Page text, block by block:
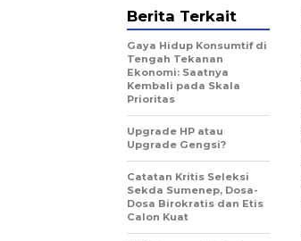
Berita Terkait
Gaya Hidup Konsumtif di
Tengah Tekanan
Ekonomi: Saatnya
Kembali pada Skala
Prioritas
Upgrade HP atau
Upgrade Gengsi?
Catatan Kritis Seleksi
Sekda Sumenep, Dosa-
Dosa Birokratis dan Etis
Calon Kuat